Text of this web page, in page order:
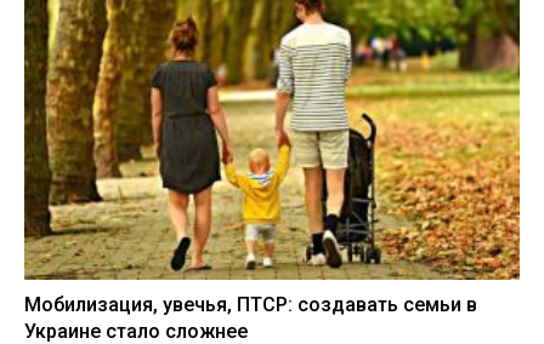
Мобилизация, увечья, ПТСР: создавать семьи в
Украине стало сложнее